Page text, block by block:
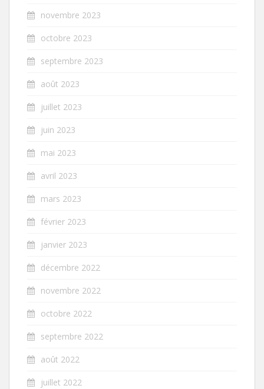
novembre 2023
octobre 2023
septembre 2023
août 2023
juillet 2023
juin 2023
mai 2023
avril 2023
mars 2023
février 2023
janvier 2023
décembre 2022
novembre 2022
octobre 2022
septembre 2022
août 2022
juillet 2022